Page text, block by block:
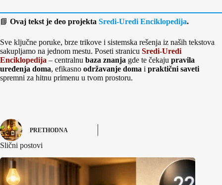
📘 Ovaj tekst je deo projekta Sredi-Uredi Enciklopedija.
Sve ključne poruke, brze trikove i sistemska rešenja iz naših tekstova
sakupljamo na jednom mestu. Poseti stranicu Sredi-Uredi
Enciklopedija – centralnu baza znanja gde te čekaju pravila
uređenja doma, efikasno održavanje doma i praktični saveti
spremni za hitnu primenu u tvom prostoru.
PRETHODNA
Slični postovi